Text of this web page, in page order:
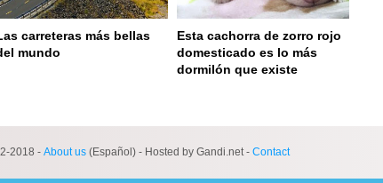
carreteras más bellas
mundo
Esta cachorra de zorro rojo
domesticado es lo más
dormilón que existe
2018 - About us (Español) - Hosted by Gandi.net - Contact